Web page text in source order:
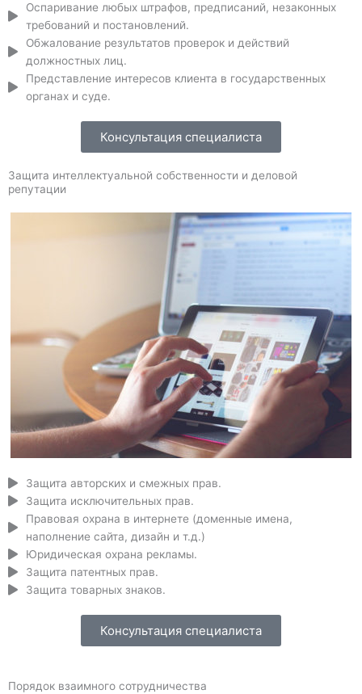
Оспаривание любых штрафов, предписаний, незаконных
требований и постановлений.
Обжалование результатов проверок и действий
должностных лиц.
Представление интересов клиента в государственных
органах и суде.
Консультация специалиста
Защита интеллектуальной собственности и деловой
репутации
Защита авторских и смежных прав.
Защита исключительных прав.
Правовая охрана в интернете (доменные имена,
наполнение сайта, дизайн и т.д.)
Юридическая охрана рекламы.
Защита патентных прав.
Защита товарных знаков.
Консультация специалиста
Порядок взаимного сотрудничества